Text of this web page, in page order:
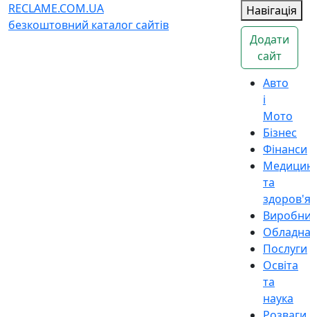
RECLAME.COM.UA
безкоштовний каталог сайтів
Навігація
Додати
сайт
Авто
і
Мото
Бізнес
Фінанси
та
здоров'я
Послуги
Освіта
та
наука